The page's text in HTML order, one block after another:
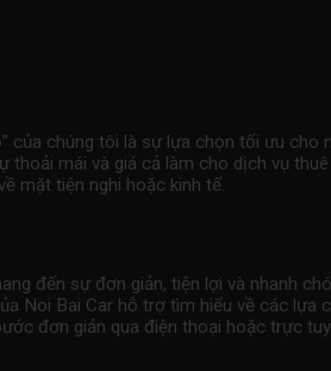
” của chúng tôi là sự lựa chọn tối ưu cho
thoải mái và giá cả làm cho dịch vụ
mặt tiện nghi hoặc kinh tế.
đến sự đơn giản, tiện lợi và nhanh
Noi Bai Car hỗ trợ tìm hiểu về các lựa
đơn giản qua điện thoại hoặc trực